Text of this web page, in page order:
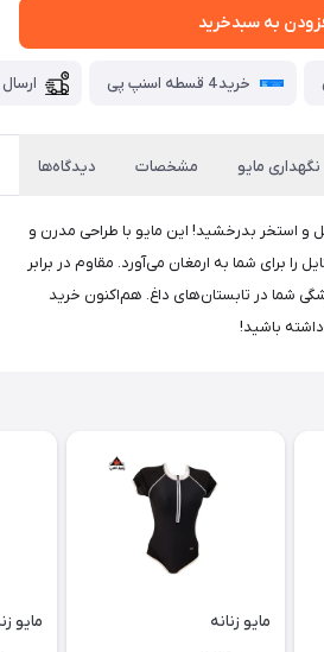
به سبدخرید
خرید 4 قسطه اسنپ پی
نگهداری مایو مشخصات دیدگاه‌ها
و استخر بدرخشید! این مایو با طراحی مدرن و
را برای شما به ارمغان می‌آورد. مقاوم در برابر
شما در تابستان‌های داغ. هم‌اکنون خرید
باشید!
مایو زنانه مایو